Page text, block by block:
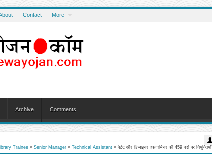
Contact More
Archive Comments
Trainee » Senior Manager » Technical Assistant » पेटेंट और डिजाइनर एकजामिनर की 459 पदों पर नियुक्तियाँ